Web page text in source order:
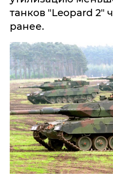
танков "Leopard 2"
ранее.